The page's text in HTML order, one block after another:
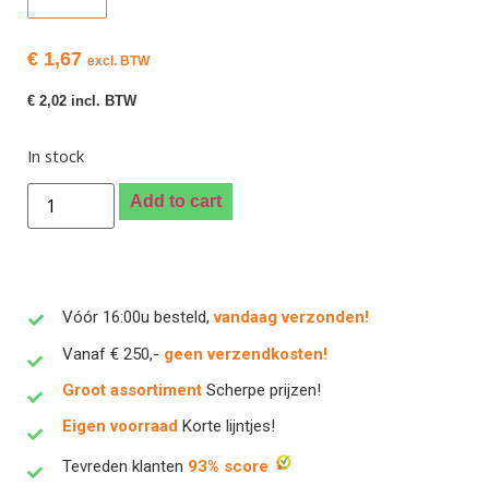
€ 1,67 excl. BTW
€ 2,02 incl. BTW
In stock
Add to cart
Vóór 16:00u besteld,vandaag verzonden!
Vanaf € 250,- geen verzendkosten!
Groot assortiment Scherpe prijzen!
Eigen voorraad Korte lijntjes!
Tevreden klanten 93% score